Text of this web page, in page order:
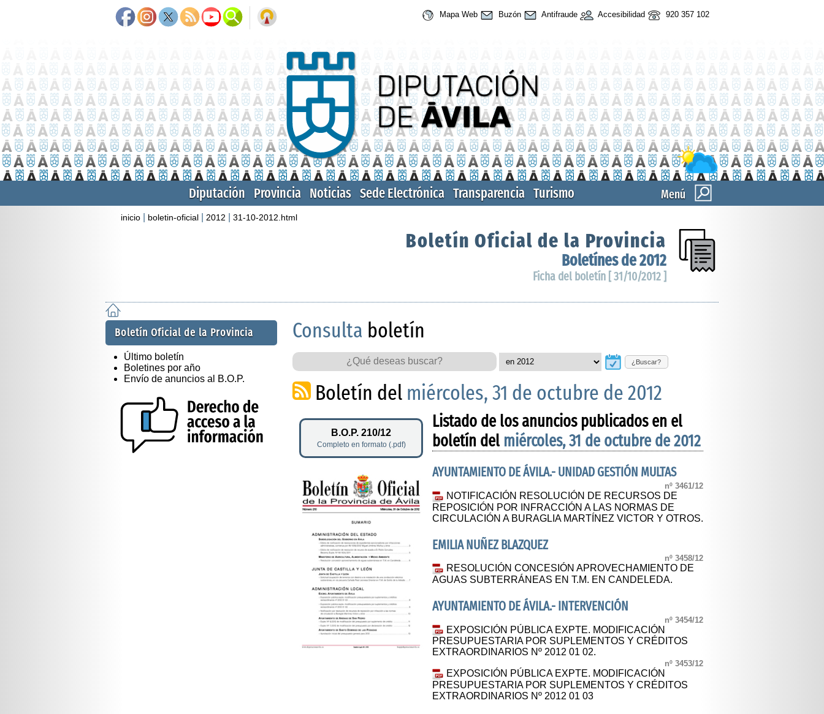
Mapa Web Buzón Antifraude Accesibilidad 920 357 102
Menú
Diputación Provincia Noticias Sede Electrónica Transparencia Turismo
inicio boletin-oficial 2012 31-10-2012.html
Boletín Oficial de la Provincia
Boletínes de 2012
Ficha del boletín [ 31/10/2012 ]
Boletín Oficial de la Provincia
Último boletín
Boletines por año
Envío de anuncios al B.O.P.
Consulta boletín
¿Buscar?
Boletín del miércoles, 31 de octubre de 2012
B.O.P. 210/12
Completo en formato (.pdf)
Listado de los anuncios publicados en el
boletín del miércoles, 31 de octubre de 2012
AYUNTAMIENTO DE ÁVILA.- UNIDAD GESTIÓN MULTAS
nº 3461/12
NOTIFICACIÓN RESOLUCIÓN DE RECURSOS DE
REPOSICIÓN POR INFRACCIÓN A LAS NORMAS DE
CIRCULACIÓN A BURAGLIA MARTÍNEZ VICTOR Y OTROS.
EMILIA NUÑEZ BLAZQUEZ
nº 3458/12
RESOLUCIÓN CONCESIÓN APROVECHAMIENTO DE
AGUAS SUBTERRÁNEAS EN T.M. EN CANDELEDA.
AYUNTAMIENTO DE ÁVILA.- INTERVENCIÓN
nº 3454/12
EXPOSICIÓN PÚBLICA EXPTE. MODIFICACIÓN
PRESUPUESTARIA POR SUPLEMENTOS Y CRÉDITOS
EXTRAORDINARIOS Nº 2012 01 02.
nº 3453/12
EXPOSICIÓN PÚBLICA EXPTE. MODIFICACIÓN
PRESUPUESTARIA POR SUPLEMENTOS Y CRÉDITOS
EXTRAORDINARIOS Nº 2012 01 03